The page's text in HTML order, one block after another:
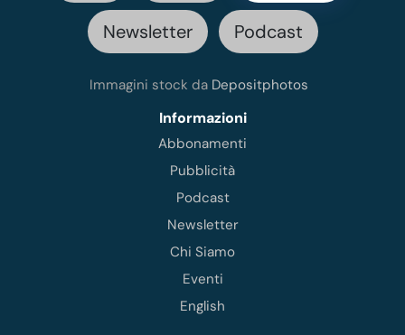
Newsletter Podcast
Immagini stock da Depositphotos
Informazioni
Abbonamenti
Pubblicità
Podcast
Newsletter
Chi Siamo
Eventi
English